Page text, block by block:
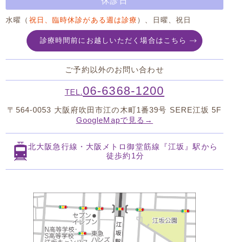
水曜（ 祝日、臨時休診がある週は診療 ）、日曜、祝日
診療時間前にお越しいただく場合はこちら
ご予約以外のお問い合わせ
TEL.06-6368-1200
〒564-0053 大阪府吹田市江の木町1番39号 SERE江坂 5F
GoogleMapで見る→
北大阪急行線・大阪メトロ御堂筋線
『江坂』駅から
徒歩約1分